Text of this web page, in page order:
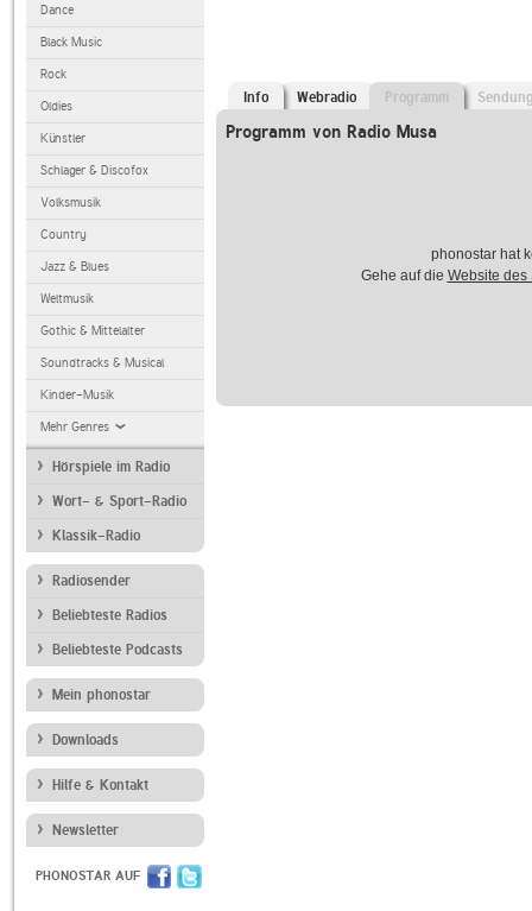
Dance
Black Music
Rock
Oldies
Künstler
Schlager & Discofox
Volksmusik
Country
Jazz & Blues
Weltmusik
Gothic & Mittelalter
Soundtracks & Musical
Kinder-Musik
Mehr Genres
Hörspiele im Radio
Wort- & Sport-Radio
Klassik-Radio
Radiosender
Beliebteste Radios
Beliebteste Podcasts
Mein phonostar
Downloads
Hilfe & Kontakt
Newsletter
PHONOSTAR AUF
Info Webradio Programm
Programm von Radio Musa
phonostar hat
Gehe auf die Website des